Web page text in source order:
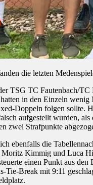
die letzten
TSG TC Fautenbach/
in den Einzeln
Doppeln folgen sollte.
aufgestellt wurden,
zwei Strafpunkte
ebenfalls die
Kimmig und Luca
einen Punkt aus
Tie-Break mit 9:11